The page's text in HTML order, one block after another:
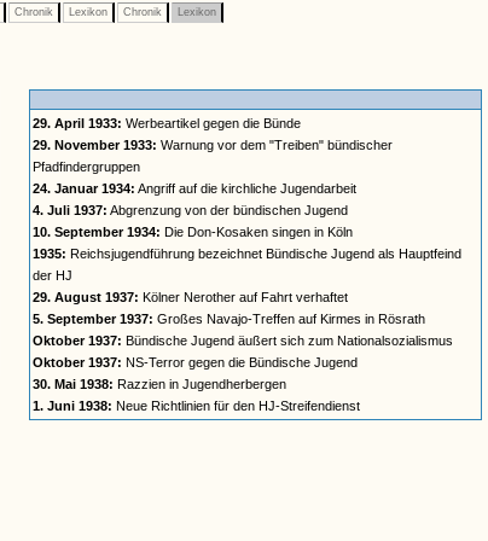
Chronik Lexikon Chronik Lexikon
29. April 1933: Werbeartikel gegen die Bünde
29. November 1933: Warnung vor dem "Treiben" bündischer
Pfadfindergruppen
24. Januar 1934: Angriff auf die kirchliche Jugendarbeit
4. Juli 1937: Abgrenzung von der bündischen Jugend
10. September 1934: Die Don-Kosaken singen in Köln
1935: Reichsjugendführung bezeichnet Bündische Jugend als Hauptfeind
der HJ
29. August 1937: Kölner Nerother auf Fahrt verhaftet
5. September 1937: Großes Navajo-Treffen auf Kirmes in Rösrath
Oktober 1937: Bündische Jugend äußert sich zum Nationalsozialismus
Oktober 1937: NS-Terror gegen die Bündische Jugend
30. Mai 1938: Razzien in Jugendherbergen
1. Juni 1938: Neue Richtlinien für den HJ-Streifendienst